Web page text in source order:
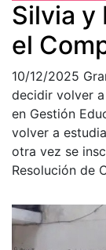
Silvia y
el
10/12/2025
decidir volver
en Gestión
volver a
otra vez se
Resolución de